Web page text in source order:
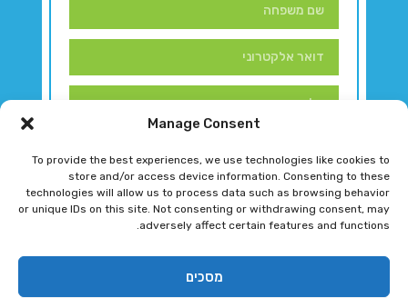
Manage Consent
To provide the best experiences, we use technologies like cookies to
store and/or access device information. Consenting to these
technologies will allow us to process data such as browsing behavior
or unique IDs on this site. Not consenting or withdrawing consent, may
adversely affect certain features and functions.
מסכים